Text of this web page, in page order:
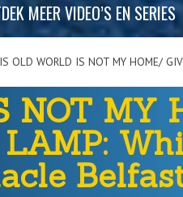
MEER VIDEO’S EN SERIES
OLD WORLD IS NOT MY HOME/
NOT MY